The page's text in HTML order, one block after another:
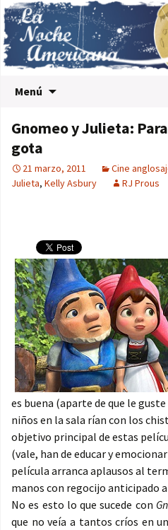
Menú
Gnomeo y Julieta:
gota
21 marzo, 2011 Cine
Julieta, Kelly Asbury RJ Prous
es buena (aparte de que le
niños en la sala rían con los
objetivo principal de estas
(vale, han de educar y
película arranca aplausos al
manos con regocijo anticipado
No es esto lo que sucede con
que no veía a tantos críos en